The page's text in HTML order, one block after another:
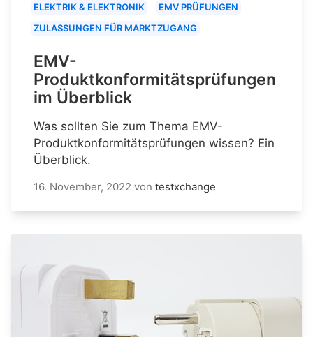
ELEKTRIK & ELEKTRONIK
EMV PRÜFUNGEN
ZULASSUNGEN FÜR MARKTZUGANG
EMV-
Produktkonformitätsprüfungen
im Überblick
Was sollten Sie zum Thema EMV-
Produktkonformitätsprüfungen wissen? Ein
Überblick.
16. November, 2022 von testxchange